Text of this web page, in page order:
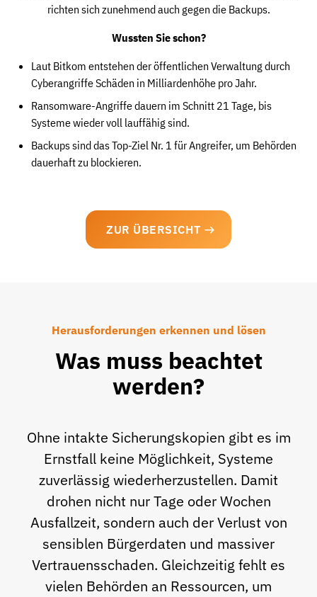
richten sich zunehmend auch gegen die Backups.
Wussten Sie schon?
Laut Bitkom entstehen der öffentlichen Verwaltung durch
Cyberangriffe Schäden in Milliardenhöhe pro Jahr.
Ransomware-Angriffe dauern im Schnitt 21 Tage, bis
Systeme wieder voll lauffähig sind.
Backups sind das Top-Ziel Nr. 1 für Angreifer, um Behörden
dauerhaft zu blockieren.
ZUR ÜBERSICHT
Herausforderungen erkennen und lösen
Was muss beachtet
werden?
Ohne intakte Sicherungskopien gibt es im
Ernstfall keine Möglichkeit, Systeme
zuverlässig wiederherzustellen. Damit
drohen nicht nur Tage oder Wochen
Ausfallzeit, sondern auch der Verlust von
sensiblen Bürgerdaten und massiver
Vertrauensschaden. Gleichzeitig fehlt es
vielen Behörden an Ressourcen, um